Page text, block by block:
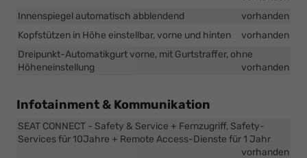
Innenspiegel automatisch abblendend
vorhanden
Kopfstützen in Höhe einstellbar, vorne und hinten
vorhanden
Dreipunkt-Automatikgurt vorne, mit Gurtstraffer, ohne
Höheneinstellung
vorhanden
Infotainment & Kommunikation
SEAT CONNECT - Safety & Service + Fernzugriff, Safety-
Services für 10Jahre + Remote Access-Dienste für 1 Jahr
vorhanden